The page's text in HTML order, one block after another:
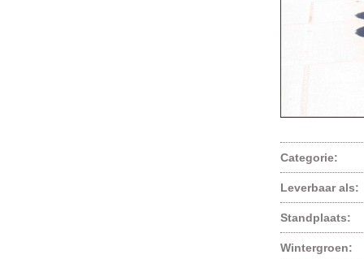
Categorie:
Leverbaar als:
Standplaats:
Wintergroen: